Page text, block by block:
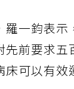
羅一鈞表
先前要求
可以有效